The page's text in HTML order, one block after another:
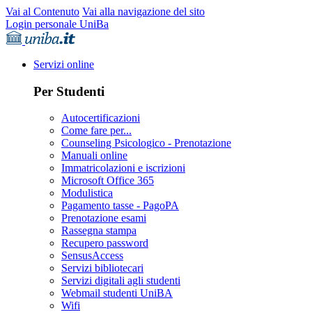
Vai al Contenuto Vai alla navigazione del sito
Login personale UniBa
Servizi online
Per Studenti
Autocertificazioni
Come fare per...
Counseling Psicologico - Prenotazione
Manuali online
Immatricolazioni e iscrizioni
Microsoft Office 365
Modulistica
Pagamento tasse - PagoPA
Prenotazione esami
Rassegna stampa
Recupero password
SensusAccess
Servizi bibliotecari
Servizi digitali agli studenti
Webmail studenti UniBA
Wifi